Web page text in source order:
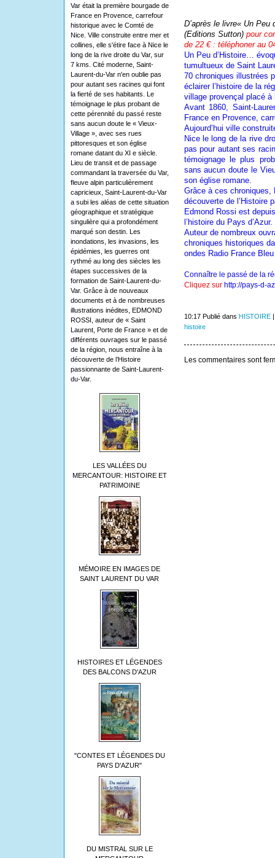
Var était la première bourgade de
France en Provence, carrefour
historique avec le Comté de
Nice. Ville construite entre mer et
collines, elle s'étire face à Nice le
long de la rive droite du Var, sur
7 kms. Cité moderne, Saint-
Laurent-du-Var n'en oublie pas
pour autant ses racines qui font
la fierté de ses habitants. Le
témoignage le plus probant de
cette pérennité du passé reste
sans aucun doute le « Vieux-
Village », avec ses rues
pittoresques et son église
romane datant du XI e siècle.
Lieu de transit et de passage
commandant la traversée du Var,
fleuve alpin particulièrement
capricieux, Saint-Laurent-du-Var
a subi les aléas de cette situation
géographique et stratégique
singulière qui a profondément
marqué son destin. Les
inondations, les invasions, les
épidémies, les guerres ont
rythmé au long des siècles les
étapes successives de la
formation de Saint-Laurent-du-
Var. Grâce à de nouveaux
documents et à de nombreuses
illustrations inédites, EDMOND
ROSSI, auteur de « Saint
Laurent, Porte de France » et de
différents ouvrages sur le passé
de la région, nous entraîne à la
découverte de l’Histoire
passionnante de Saint-Laurent-
du-Var.
LES VALLÉES DU
MERCANTOUR: HISTOIRE ET
PATRIMOINE
MÉMOIRE EN IMAGES DE
SAINT LAURENT DU VAR
HISTOIRES ET LÉGENDES
DES BALCONS D'AZUR
"CONTES ET LÉGENDES DU
PAYS D'AZUR"
DU MISTRAL SUR LE
D’après le livre« Un Peu
(Editions Sutton) pour
de 22 € : téléphoner au
Un Peu d’Histoire…
tumultueux de Saint
70 chroniques illustrées
éclairer l’histoire de la
village provençal placé à
Avant 1860, Saint-
France en Provence,
Aujourd’hui ville
Nice le long de la rive
pas pour autant ses
témoignage le plus
sans aucun doute le
son église romane.
Grâce à ces chroniques,
découverte de l’Histoire
Edmond Rossi est
l’histoire du Pays d’Azur.
Auteur de nombreux
chroniques historiques
ondes Radio France Bleu
Connaître le passé de la
Cliquez sur http://pays-d-
10:17 Publié dans HISTOIRE
histoire
Les commentaires sont